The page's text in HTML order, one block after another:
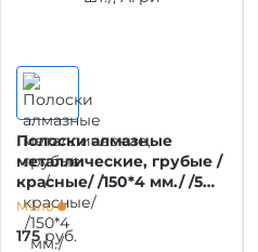
Полоски алмазные
металлические, грубые /
красные/ /150*4 мм./ /5
шт./, Агри
Мало
175 руб.